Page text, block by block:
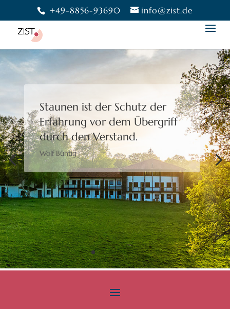
+49-8856-93690 info@zist.de
Staunen ist der Schutz der
Erfahrung vor dem Übergriff
durch den Verstand.
Wolf Büntig